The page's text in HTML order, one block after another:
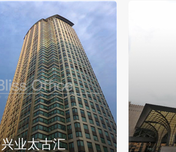
兴业太古汇